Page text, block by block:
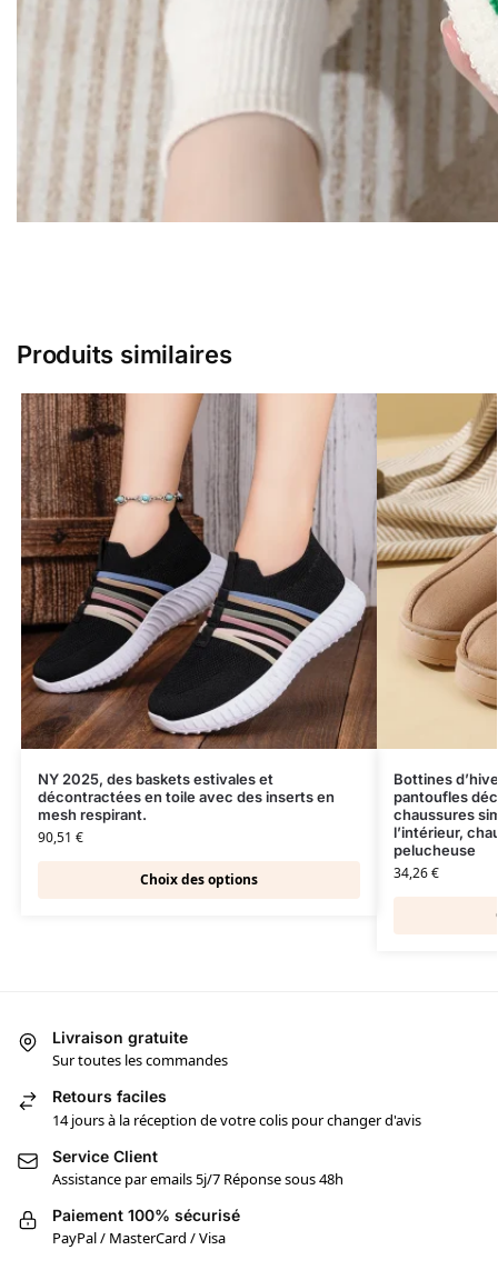
Produits similaires
NY 2025, des baskets estivales et
décontractées en toile avec des inserts en
mesh respirant.
90,51 €
Choix des options
Bottines
pantoufles
chaussures
l’intérieur,
pelucheuse
34,26€
Livraison gratuite
Sur toutes les commandes
Retours faciles
14 jours à la réception de votre colis pour changer d'avis
Service Client
Assistance par emails 5j/7 Réponse sous 48h
Paiement 100% sécurisé
PayPal / MasterCard / Visa